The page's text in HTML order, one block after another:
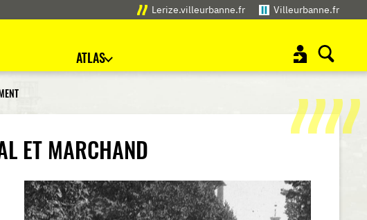
Lerize.villeurbanne.fr Villeurbanne.fr
ATLAS
ET MARCHAND